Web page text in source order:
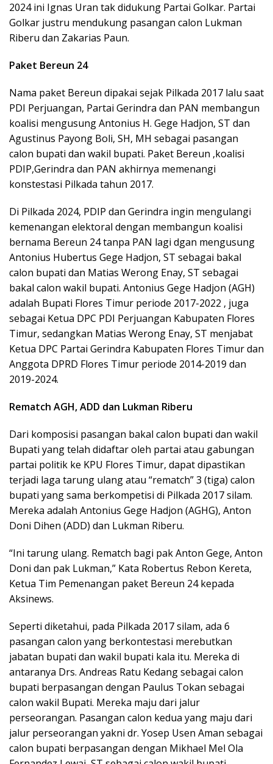
2024 ini Ignas Uran tak didukung Partai Golkar. Partai
Golkar justru mendukung pasangan calon Lukman
Riberu dan Zakarias Paun.
Paket Bereun 24
Nama paket Bereun dipakai sejak Pilkada 2017 lalu saat
PDI Perjuangan, Partai Gerindra dan PAN membangun
koalisi mengusung Antonius H. Gege Hadjon, ST dan
Agustinus Payong Boli, SH, MH sebagai pasangan
calon bupati dan wakil bupati. Paket Bereun ,koalisi
PDIP,Gerindra dan PAN akhirnya memenangi
konstestasi Pilkada tahun 2017.
Di Pilkada 2024, PDIP dan Gerindra ingin mengulangi
kemenangan elektoral dengan membangun koalisi
bernama Bereun 24 tanpa PAN lagi dgan mengusung
Antonius Hubertus Gege Hadjon, ST sebagai bakal
calon bupati dan Matias Werong Enay, ST sebagai
bakal calon wakil bupati. Antonius Gege Hadjon (AGH)
adalah Bupati Flores Timur periode 2017-2022 , juga
sebagai Ketua DPC PDI Perjuangan Kabupaten Flores
Timur, sedangkan Matias Werong Enay, ST menjabat
Ketua DPC Partai Gerindra Kabupaten Flores Timur dan
Anggota DPRD Flores Timur periode 2014-2019 dan
2019-2024.
Rematch AGH, ADD dan Lukman Riberu
Dari komposisi pasangan bakal calon bupati dan wakil
Bupati yang telah didaftar oleh partai atau gabungan
partai politik ke KPU Flores Timur, dapat dipastikan
terjadi laga tarung ulang atau “rematch” 3 (tiga) calon
bupati yang sama berkompetisi di Pilkada 2017 silam.
Mereka adalah Antonius Gege Hadjon (AGHG), Anton
Doni Dihen (ADD) dan Lukman Riberu.
“Ini tarung ulang. Rematch bagi pak Anton Gege, Anton
Doni dan pak Lukman,” Kata Robertus Rebon Kereta,
Ketua Tim Pemenangan paket Bereun 24 kepada
Aksinews.
Seperti diketahui, pada Pilkada 2017 silam, ada 6
pasangan calon yang berkontestasi merebutkan
jabatan bupati dan wakil bupati kala itu. Mereka di
antaranya Drs. Andreas Ratu Kedang sebagai calon
bupati berpasangan dengan Paulus Tokan sebagai
calon wakil Bupati. Mereka maju dari jalur
perseorangan. Pasangan calon kedua yang maju dari
jalur perseorangan yakni dr. Yosep Usen Aman sebagai
calon bupati berpasangan dengan Mikhael Mel Ola